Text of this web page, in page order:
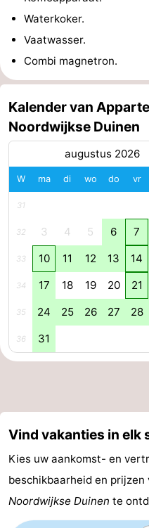
Holland
-
Leiden
Bollenstreek
-
Natuur
Duin
-
Scheveningen
Haag
Rotterdam
Contact
Waterkoker.
Vaatwasser.
Combi magnetron.
Kalender van
Noordwijkse Duinen
augustus 2026
W ma di wo do vr
31
32 3 4 5 6 7
33 10 11 12 13 14
34 17 18 19 20 21
35 24 25 26 27 28
36 31
Vind vakanties in elk
Kies uw aankomst- en
beschikbaarheid en prijzen
Noordwijkse Duinen te